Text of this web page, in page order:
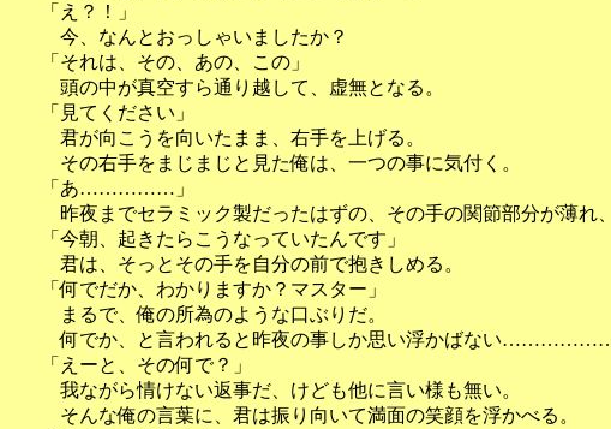
「え？！」
今、なんとおっしゃいましたか？
「それは、その、あの、この」
頭の中が真空すら通り越して、虚無となる。
「見てください」
君が向こうを向いたまま、右手を上げる。
その右手をまじまじと見た俺は、一つの事に気付く。
「あ……………」
昨夜までセラミック製だったはずの、その手の関節部分が薄れ
「今朝、起きたらこうなっていたんです」
君は、そっとその手を自分の前で抱きしめる。
「何でだか、わかりますか？マスター」
まるで、俺の所為のような口ぶりだ。
何でか、と言われると昨夜の事しか思い浮かばない
「えーと、その何で？」
我ながら情けない返事だ、けども他に言い様も無い。
そんな俺の言葉に、君は振り向いて満面の笑顔を浮かべる。